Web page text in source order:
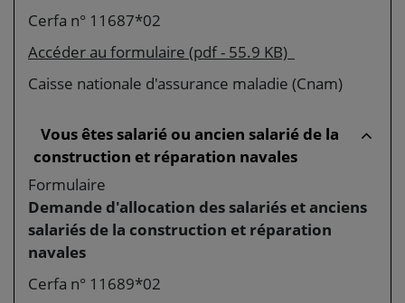
Cerfa n° 11687*02
Accéder au formulaire (pdf - 55.9 KB)
Caisse nationale d'assurance maladie (Cnam)
Vous êtes salarié ou ancien salarié de la
construction et réparation navales
Formulaire
Demande d'allocation des salariés et anciens
salariés de la construction et réparation
navales
Cerfa n° 11689*02